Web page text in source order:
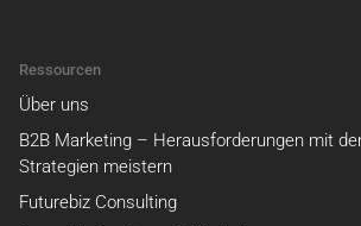
Ressourcen
Über uns
B2B Marketing – Herausforderungen mit
Strategien meistern
Futurebiz Consulting